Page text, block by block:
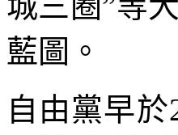
藍圖。
自由黨早